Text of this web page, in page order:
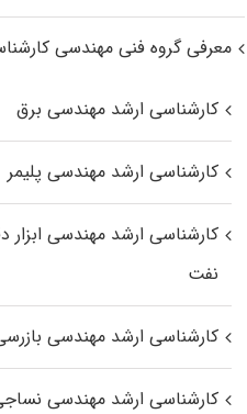
معرفی گروه فنی مهندسی
کارشناسی ارشد مهندسی برق
کارشناسی ارشد مهندسی پلیمر
کارشناسی ارشد مهندسی ابزار
نفت
کارشناسی ارشد مهندسی
کارشناسی ارشد مهندسی